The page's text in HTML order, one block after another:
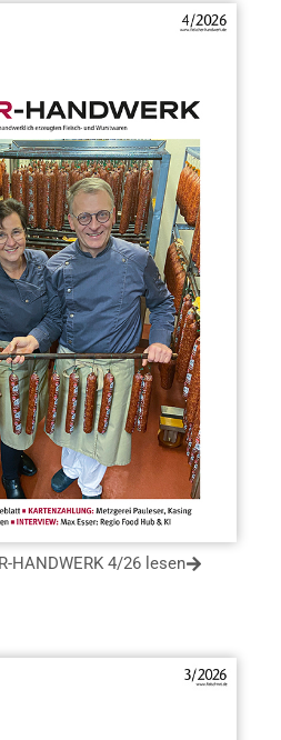
HANDWERK 4/26 lesen